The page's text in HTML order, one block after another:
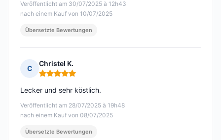
Veröffentlicht am 30/07/2025 à 12h43
nach einem Kauf von 10/07/2025
Übersetzte Bewertungen
C
Christel K.
Hinweis: 5 von 5
Veröffentlicht am 28/07/2025 à 19h48
nach einem Kauf von 08/07/2025
Lecker und sehr köstlich.
Übersetzte Bewertungen